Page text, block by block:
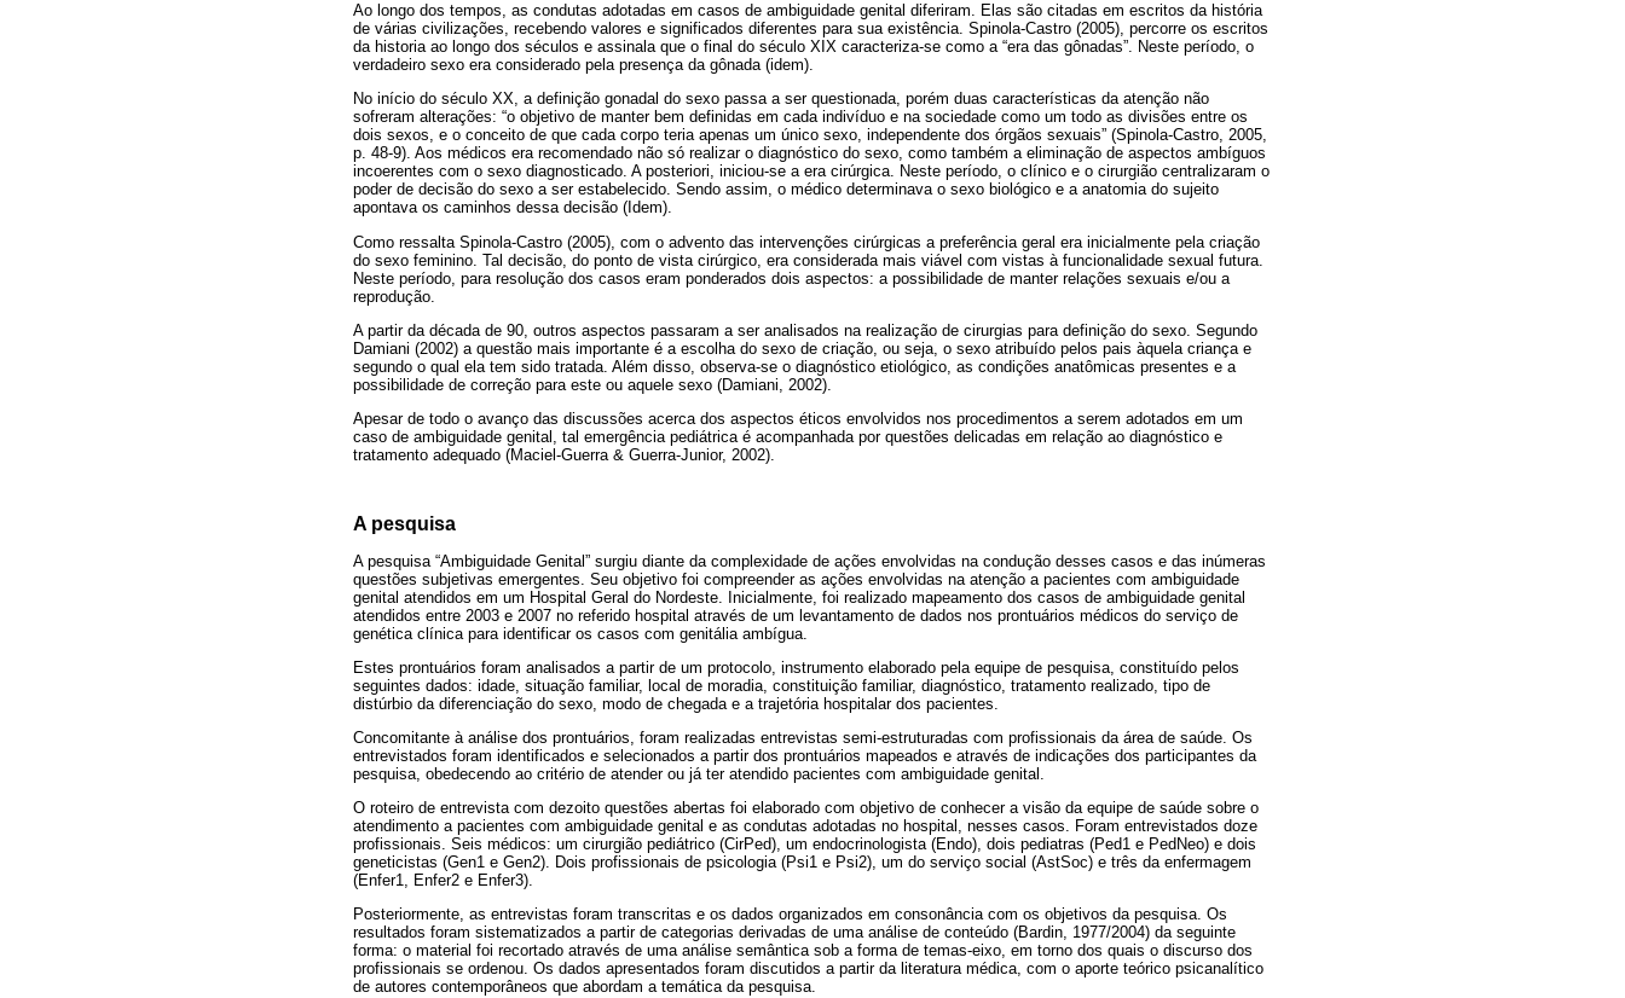
Ao longo dos tempos, as condutas adotadas em casos de ambiguidade genital diferiram. Elas são citadas em escritos da história
de várias civilizações, recebendo valores e significados diferentes para sua existência. Spinola-Castro (2005), percorre os escritos
da historia ao longo dos séculos e assinala que o final do século XIX caracteriza-se como a “era das gônadas”. Neste período, o
verdadeiro sexo era considerado pela presença da gônada (idem).
No início do século XX, a definição gonadal do sexo passa a ser questionada, porém duas características da atenção não
sofreram alterações: “o objetivo de manter bem definidas em cada indivíduo e na sociedade como um todo as divisões entre os
dois sexos, e o conceito de que cada corpo teria apenas um único sexo, independente dos órgãos sexuais” (Spinola-Castro, 2005,
p. 48-9). Aos médicos era recomendado não só realizar o diagnóstico do sexo, como também a eliminação de aspectos ambíguos
incoerentes com o sexo diagnosticado. A posteriori, iniciou-se a era cirúrgica. Neste período, o clínico e o cirurgião centralizaram o
poder de decisão do sexo a ser estabelecido. Sendo assim, o médico determinava o sexo biológico e a anatomia do sujeito
apontava os caminhos dessa decisão (Idem).
Como ressalta Spinola-Castro (2005), com o advento das intervenções cirúrgicas a preferência geral era inicialmente pela criação
do sexo feminino. Tal decisão, do ponto de vista cirúrgico, era considerada mais viável com vistas à funcionalidade sexual futura.
Neste período, para resolução dos casos eram ponderados dois aspectos: a possibilidade de manter relações sexuais e/ou a
reprodução.
A partir da década de 90, outros aspectos passaram a ser analisados na realização de cirurgias para definição do sexo. Segundo
Damiani (2002) a questão mais importante é a escolha do sexo de criação, ou seja, o sexo atribuído pelos pais àquela criança e
segundo o qual ela tem sido tratada. Além disso, observa-se o diagnóstico etiológico, as condições anatômicas presentes e a
possibilidade de correção para este ou aquele sexo (Damiani, 2002).
Apesar de todo o avanço das discussões acerca dos aspectos éticos envolvidos nos procedimentos a serem adotados em um
caso de ambiguidade genital, tal emergência pediátrica é acompanhada por questões delicadas em relação ao diagnóstico e
tratamento adequado (Maciel-Guerra & Guerra-Junior, 2002).
A pesquisa
A pesquisa “Ambiguidade Genital” surgiu diante da complexidade de ações envolvidas na condução desses casos e das inúmeras
questões subjetivas emergentes. Seu objetivo foi compreender as ações envolvidas na atenção a pacientes com ambiguidade
genital atendidos em um Hospital Geral do Nordeste. Inicialmente, foi realizado mapeamento dos casos de ambiguidade genital
atendidos entre 2003 e 2007 no referido hospital através de um levantamento de dados nos prontuários médicos do serviço de
genética clínica para identificar os casos com genitália ambígua.
Estes prontuários foram analisados a partir de um protocolo, instrumento elaborado pela equipe de pesquisa, constituído pelos
seguintes dados: idade, situação familiar, local de moradia, constituição familiar, diagnóstico, tratamento realizado, tipo de
distúrbio da diferenciação do sexo, modo de chegada e a trajetória hospitalar dos pacientes.
Concomitante à análise dos prontuários, foram realizadas entrevistas semi-estruturadas com profissionais da área de saúde. Os
entrevistados foram identificados e selecionados a partir dos prontuários mapeados e através de indicações dos participantes da
pesquisa, obedecendo ao critério de atender ou já ter atendido pacientes com ambiguidade genital.
O roteiro de entrevista com dezoito questões abertas foi elaborado com objetivo de conhecer a visão da equipe de saúde sobre o
atendimento a pacientes com ambiguidade genital e as condutas adotadas no hospital, nesses casos. Foram entrevistados doze
profissionais. Seis médicos: um cirurgião pediátrico (CirPed), um endocrinologista (Endo), dois pediatras (Ped1 e PedNeo) e dois
geneticistas (Gen1 e Gen2). Dois profissionais de psicologia (Psi1 e Psi2), um do serviço social (AstSoc) e três da enfermagem
(Enfer1, Enfer2 e Enfer3).
Posteriormente, as entrevistas foram transcritas e os dados organizados em consonância com os objetivos da pesquisa. Os
resultados foram sistematizados a partir de categorias derivadas de uma análise de conteúdo (Bardin, 1977/2004) da seguinte
forma: o material foi recortado através de uma análise semântica sob a forma de temas-eixo, em torno dos quais o discurso dos
profissionais se ordenou. Os dados apresentados foram discutidos a partir da literatura médica, com o aporte teórico psicanalítico
de autores contemporâneos que abordam a temática da pesquisa.